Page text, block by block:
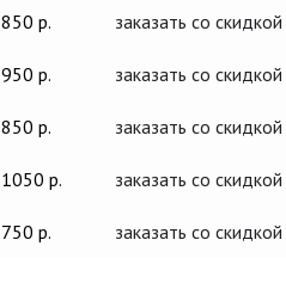
850 р. заказать со скидкой
950 р. заказать со скидкой
850 р. заказать со скидкой
1050 р. заказать со скидкой
750 р. заказать со скидкой